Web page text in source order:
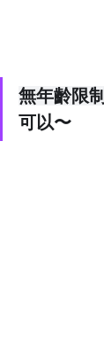
無年齡限制
可以〜